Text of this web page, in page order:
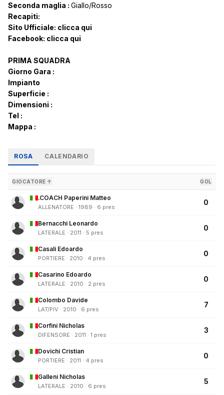
Seconda maglia : Giallo/Rosso
Recapiti:
Sito Ufficiale: clicca qui
Facebook: clicca qui
PRIMA SQUADRA
Giorno Gara :
Impianto
Superficie :
Dimensioni :
Tel :
Mappa :
ROSA CALENDARIO
GIOCATORE ↑ GOL
.COACH Paperini Matteo
ALLENATORE · 1989 · 6 pres
0
Bernacchi Leonardo
LATERALE · 2011 · 5 pres
0
Casali Edoardo
PORTIERE · 2010 · 4 pres
0
Casarino Edoardo
LATERALE · 2010 · 2 pres
0
Colombo Davide
LAT/PIV · 2010 · 6 pres
7
Corfini Nicholas
DIFENSORE · 2011 · 1 pres
3
Dovichi Cristian
PORTIERE · 2011 · 4 pres
0
Galleni Nicholas
LATERALE · 2010 · 6 pres
5